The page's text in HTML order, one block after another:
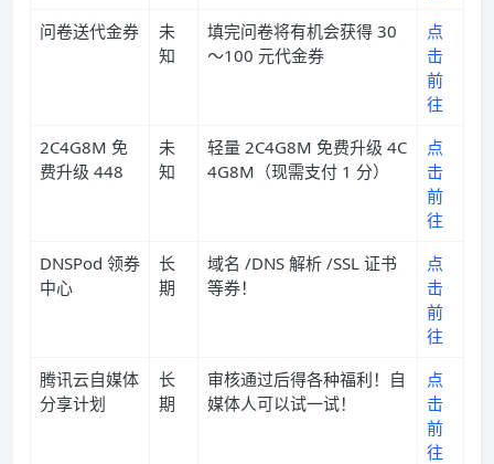
问卷送代金券
未
知
填完问卷将有机会获得 30
～100 元代金券
点
击
前
往
2C4G8M 免
费升级 448
未
知
轻量 2C4G8M 免费升级 4C
4G8M（现需支付 1 分）
点
击
前
往
DNSPod 领券
中心
长
期
域名 /DNS 解析 /SSL 证书
等券！
点
击
前
往
腾讯云自媒体
分享计划
长
期
审核通过后得各种福利！自
媒体人可以试一试！
点
击
前
往